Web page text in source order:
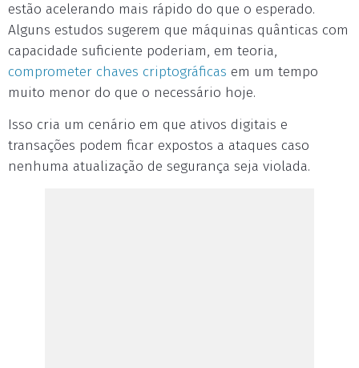
estão acelerando mais rápido do que o esperado.
Alguns estudos sugerem que máquinas quânticas com
capacidade suficiente poderiam, em teoria,
comprometer chaves criptográficas em um tempo
muito menor do que o necessário hoje.
Isso cria um cenário em que ativos digitais e
transações podem ficar expostos a ataques caso
nenhuma atualização de segurança seja violada.